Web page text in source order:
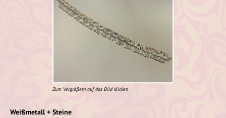
Zum Vergrößern auf das Bild klicken
Weißmetall + Steine